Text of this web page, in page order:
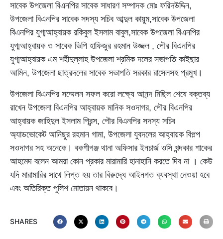
সাবেক উপজেলা বিএনপির সাবেক সাধারণ সম্পাদক মোঃ ফরিদউদ্দিন,
উপজেলা বিএনপির সাবেক সদস্য সচিব আব্দুল কায়ুম,সাবেক উপজেলা
বিএনপির যুগ্মআহ্বায়ক রকিবুল ইসলাম বাবুল,সাবেক উপজেলা বিএনপির
যুগ্মআহ্বায়ক ও সাবেক ভিপি হাফিজুর রহমান উজ্জল , পৌর বিএনপির
যুগ্মআহ্বায়ক এম শহীদুল্লাহ উপজেলা শ্রমিক দলের সভাপতি কাইছার
আমিন, উপজেলা ছাত্রদলের সাবেক সভাপতি সরকার রাসেলসহ প্রমুখ।
উপজেলা বিএনপির সম্মেলন সফল করো লক্ষ্যে আনন্দ মিছিল শেষে বক্তব্য
রাখেন উপজেলা বিএনপির আহ্বায়ক মানিক সওদাগর, পৌর বিএনপির
আহ্বায়ক জাহিদুল ইসলাম প্রিন্স, পৌর বিএনপির সদস্য সচিব
অ্যাডভোকেট আনিছুর রহমান গামা, উপজেলা যুবদলের আহ্বায়ক বিপল্প
সওদাগর সহ অনেকে। বকশীগঞ্জ থানা অফিসার ইনচার্জ ওসি খন্দকার শাকের
আহমেদ বলেন আমরা কোন প্রকার মারামারি হানাহানি করতে দিব না । কেউ
যদি মারামারির সাথে লিপ্ত হয় তার বিরুদ্ধে আইনগত ব্যবস্থা নেওয়া হবে
এবং অতিরিক্ত পুলিশ মোতায়ন থাকবে।
SHARES